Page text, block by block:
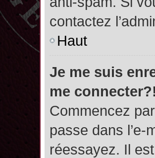
contactez
Haut
Je me suis
me connecter?!
Commencez
passe dans
réessayez. Il